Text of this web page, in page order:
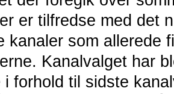
er tilfredse med
kanaler som
Kanalvalget har
i forhold til sidste